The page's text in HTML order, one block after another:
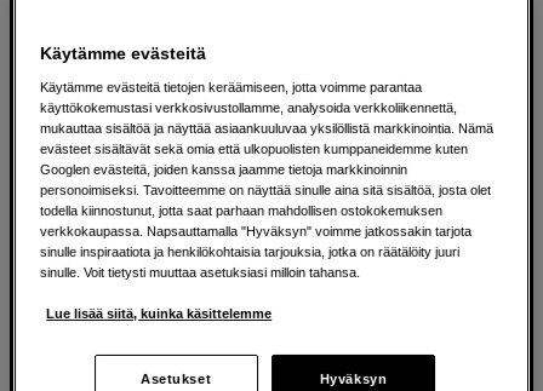
Kompakti vloggauskamera — joustava zoom ja
Sony ZV-E10 + PZ 16-50mm f/3,5-5,6 OSS II
Käytämme evästeitä
Käytämme evästeitä tietojen keräämiseen, jotta voimme parantaa
käyttökokemustasi verkkosivustollamme, analysoida verkkoliikennettä,
mukauttaa sisältöä ja näyttää asiaankuuluvaa yksilöllistä markkinointia. Nämä
evästeet sisältävät sekä omia että ulkopuolisten kumppaneidemme kuten
Googlen evästeitä, joiden kanssa jaamme tietoja markkinoinnin
personoimiseksi. Tavoitteemme on näyttää sinulle aina sitä sisältöä, josta olet
todella kiinnostunut, jotta saat parhaan mahdollisen ostokokemuksen
verkkokaupassa. Napsauttamalla "Hyväksyn" voimme jatkossakin tarjota
sinulle inspiraatiota ja henkilökohtaisia tarjouksia, jotka on räätälöity juuri
sinulle. Voit tietysti muuttaa asetuksiasi milloin tahansa.
Lue lisää siitä, kuinka käsittelemme
Asetukset Hyväksyn